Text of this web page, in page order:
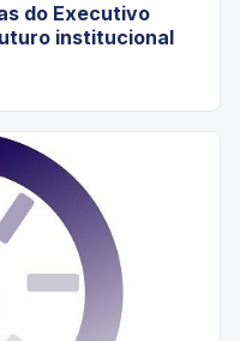
do Executivo
institucional